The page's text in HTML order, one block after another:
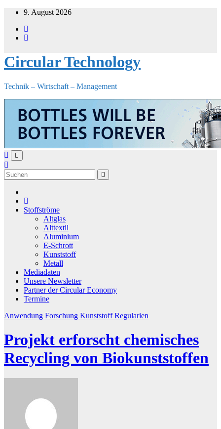
Zum
springen
9. August 2026
Circular Technology
Technik – Wirtschaft – Management
Stoffströme
Altglas
Alttextil
Aluminium
E-Schrott
Kunststoff
Metall
Mediadaten
Unsere Newsletter
Partner der Circular Economy
Termine
Anwendung Forschung KunststoffRegularien
Projekt erforscht chemisches
Recycling von Biokunststoffen